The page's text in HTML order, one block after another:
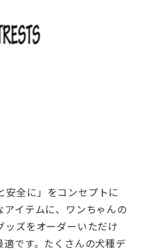
全に」をコンセプトに
イテムに、ワンちゃんの
ズをオーダーいただけ
です。たくさんの犬種デ